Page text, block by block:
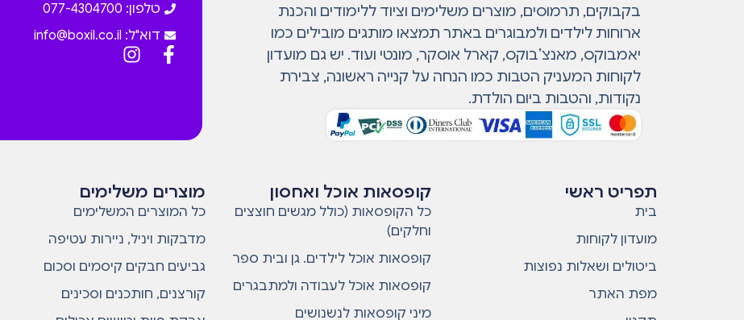
בקבוקים, תרמוסים, מוצרים משלימים וציוד ללימודים והכנת
ארוחות לילדים ולמבוגרים באתר תמצאו מותגים מובילים כמו
יאמבוקס, מאנצ’בוקס, קארל אוסקר, מונטי ועוד. יש גם מועדון
לקוחות המעניק הטבות כמו הנחה על קנייה ראשונה, צבירת
נקודות, והטבות ביום הולדת.
טלפון: 077-4304700
דוא"ל: info@boxil.co.il
תפריט ראשי
בית
מועדון לקוחות
ביטולים ושאלות נפוצות
מפת האתר
קופסאות אוכל ואחסון
כל הקופסאות (כולל מגשים חוצצים
וחלקים)
קופסאות אוכל לילדים. גן ובית ספר
קופסאות אוכל לעבודה ולמתבגרים
מיני קופסאות לנשנושים
מוצרים משלימים
כל המוצרים המשלימים
מדבקות ויניל, ניירות עטיפה
גביעים חבקים קיסמים וסכום
קורצנים, חותכנים וסכינים